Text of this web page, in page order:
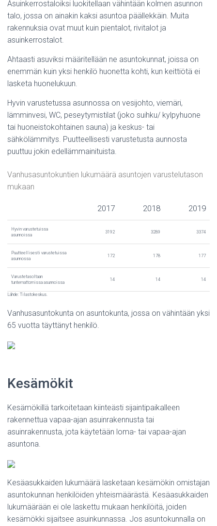
Asuinkerrostaloiksi luokitellaan vähintään kolmen asunnon
talo, jossa on ainakin kaksi asuntoa päällekkäin. Muita
rakennuksia ovat muut kuin pientalot, rivitalot ja
asuinkerrostalot.
Ahtaasti asuviksi määritellään ne asuntokunnat, joissa on
enemmän kuin yksi henkilö huonetta kohti, kun keittiötä ei
lasketa huonelukuun.
Hyvin varustetussa asunnossa on vesijohto, viemäri,
lämminvesi, WC, peseytymistilat (joko suihku/ kylpyhuone
tai huoneistokohtainen sauna) ja keskus- tai
sähkölämmitys. Puutteellisesti varustetusta aunnosta
puuttuu jokin edellämmainituista.
Vanhusasuntokuntien lukumäärä asuntojen varustelutason
mukaan
2017 2018 2019
Hyvin varustetuissa
asunnoissa
3192 3289 3374
Puutteellisesti varustetuissa
asunnossa
172 178 177
Varustetasoltaan
tuntemattomissa asunnoissa
14 14 14
Lähde: Tilastokeskus.
Vanhusasuntokunta on asuntokunta, jossa on vähintään yksi
65 vuotta täyttänyt henkilö.
Kesämökit
Kesämökillä tarkoitetaan kiinteästi sijaintipaikalleen
rakennettua vapaa-ajan asuinrakennusta tai
asuinrakennusta, jota käytetään loma- tai vapaa-ajan
asuntona.
Kesäasukkaiden lukumäärä lasketaan kesämökin omistajan
asuntokunnan henkilöiden yhteismäärästä. Kesäasukkaiden
lukumäärään ei ole laskettu mukaan henkilöitä, joiden
kesämökki sijaitsee asuinkunnassa. Jos asuntokunnalla on